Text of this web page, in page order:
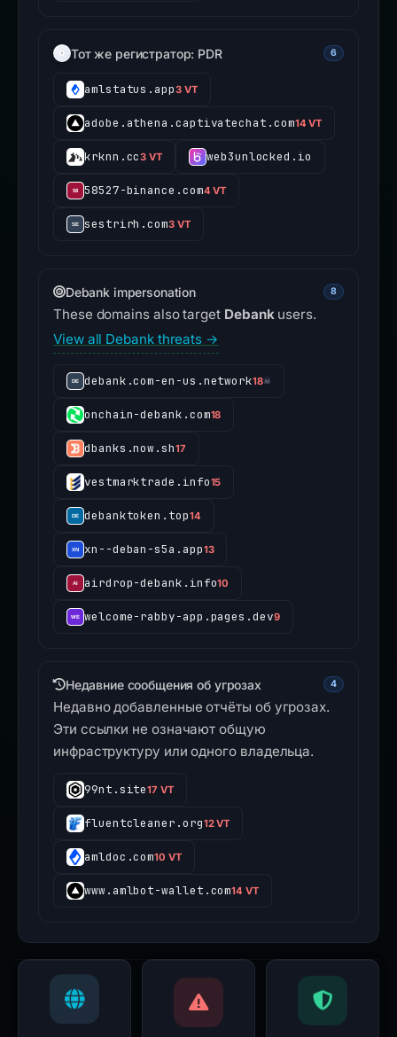
Тот же регистратор: PDR 6
amlstatus.app3 VT
adobe.athena.captivatechat.com14 VT
krknn.cc3 VT web3unlocked.io
58527-binance.com4 VT
sestrirh.com3 VT
Debank impersonation 8
These domains also target Debankusers.
View all Debank threats →
debank.com-en-us.network18☠
onchain-debank.com18
dbanks.now.sh17
vestmarktrade.info15
debanktoken.top14
xn--deban-s5a.app13
airdrop-debank.info10
welcome-rabby-app.pages.dev9
Недавние сообщения об угрозах 4
Недавно добавленные отчёты об угрозах.
Эти ссылки не означают общую
инфраструктуру или одного владельца.
99nt.site17 VT
fluentcleaner.org12 VT
amldoc.com10 VT
www.amlbot-wallet.com14 VT